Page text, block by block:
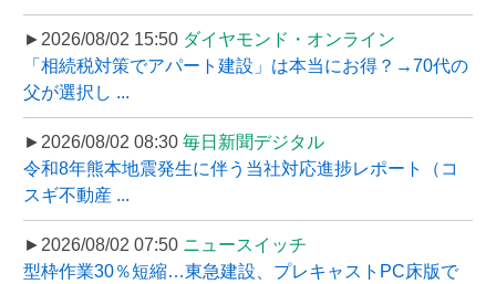
►2026/08/02 15:50 ダイヤモンド・オンライン
「相続税対策でアパート建設」は本当にお得？→70代の
父が選択し ...
►2026/08/02 08:30 毎日新聞デジタル
令和8年熊本地震発生に伴う当社対応進捗レポート（コ
スギ不動産 ...
►2026/08/02 07:50 ニュースイッチ
型枠作業30％短縮…東急建設、プレキャストPC床版で